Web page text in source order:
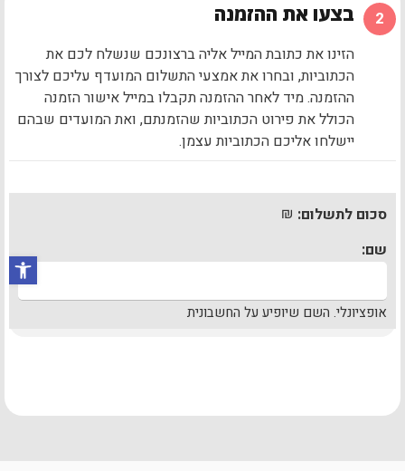
2 בצעו את ההזמנה
הזינו את כתובת המייל אליה ברצונכם שנשלח לכם את
הכתוביות, ובחרו את אמצעי התשלום המועדף עליכם לצורך
ההזמנה. מיד לאחר ההזמנה תקבלו במייל אישור הזמנה
הכולל את פירוט הכתוביות שהזמנתם, ואת המועדים שבהם
יישלחו אליכם הכתוביות עצמן.